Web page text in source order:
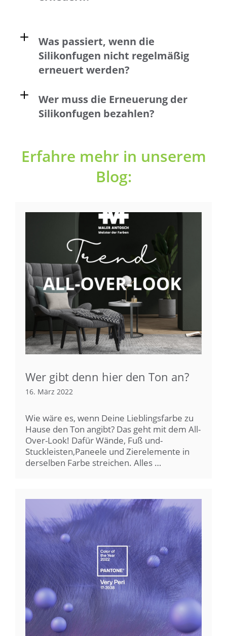
Was passiert, wenn die
Silikonfugen nicht regelmäßig
erneuert werden?
Wer muss die Erneuerung der
Silikonfugen bezahlen?
Erfahre mehr in unserem
Blog:
Wer gibt denn hier den Ton an?
16. März 2022
Wie wäre es, wenn Deine Lieblingsfarbe zu
Hause den Ton angibt? Das geht mit dem All-
Over-Look! Dafür Wände, Fuß und-
Stuckleisten,Paneele und Zierelemente in
derselben Farbe streichen. Alles …